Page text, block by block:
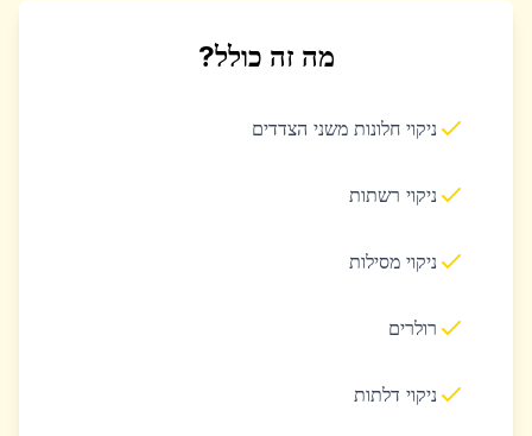
מה זה כולל?
ניקוי חלונות משני הצדדים
ניקוי רשתות
ניקוי מסילות
רולרים
ניקוי דלתות